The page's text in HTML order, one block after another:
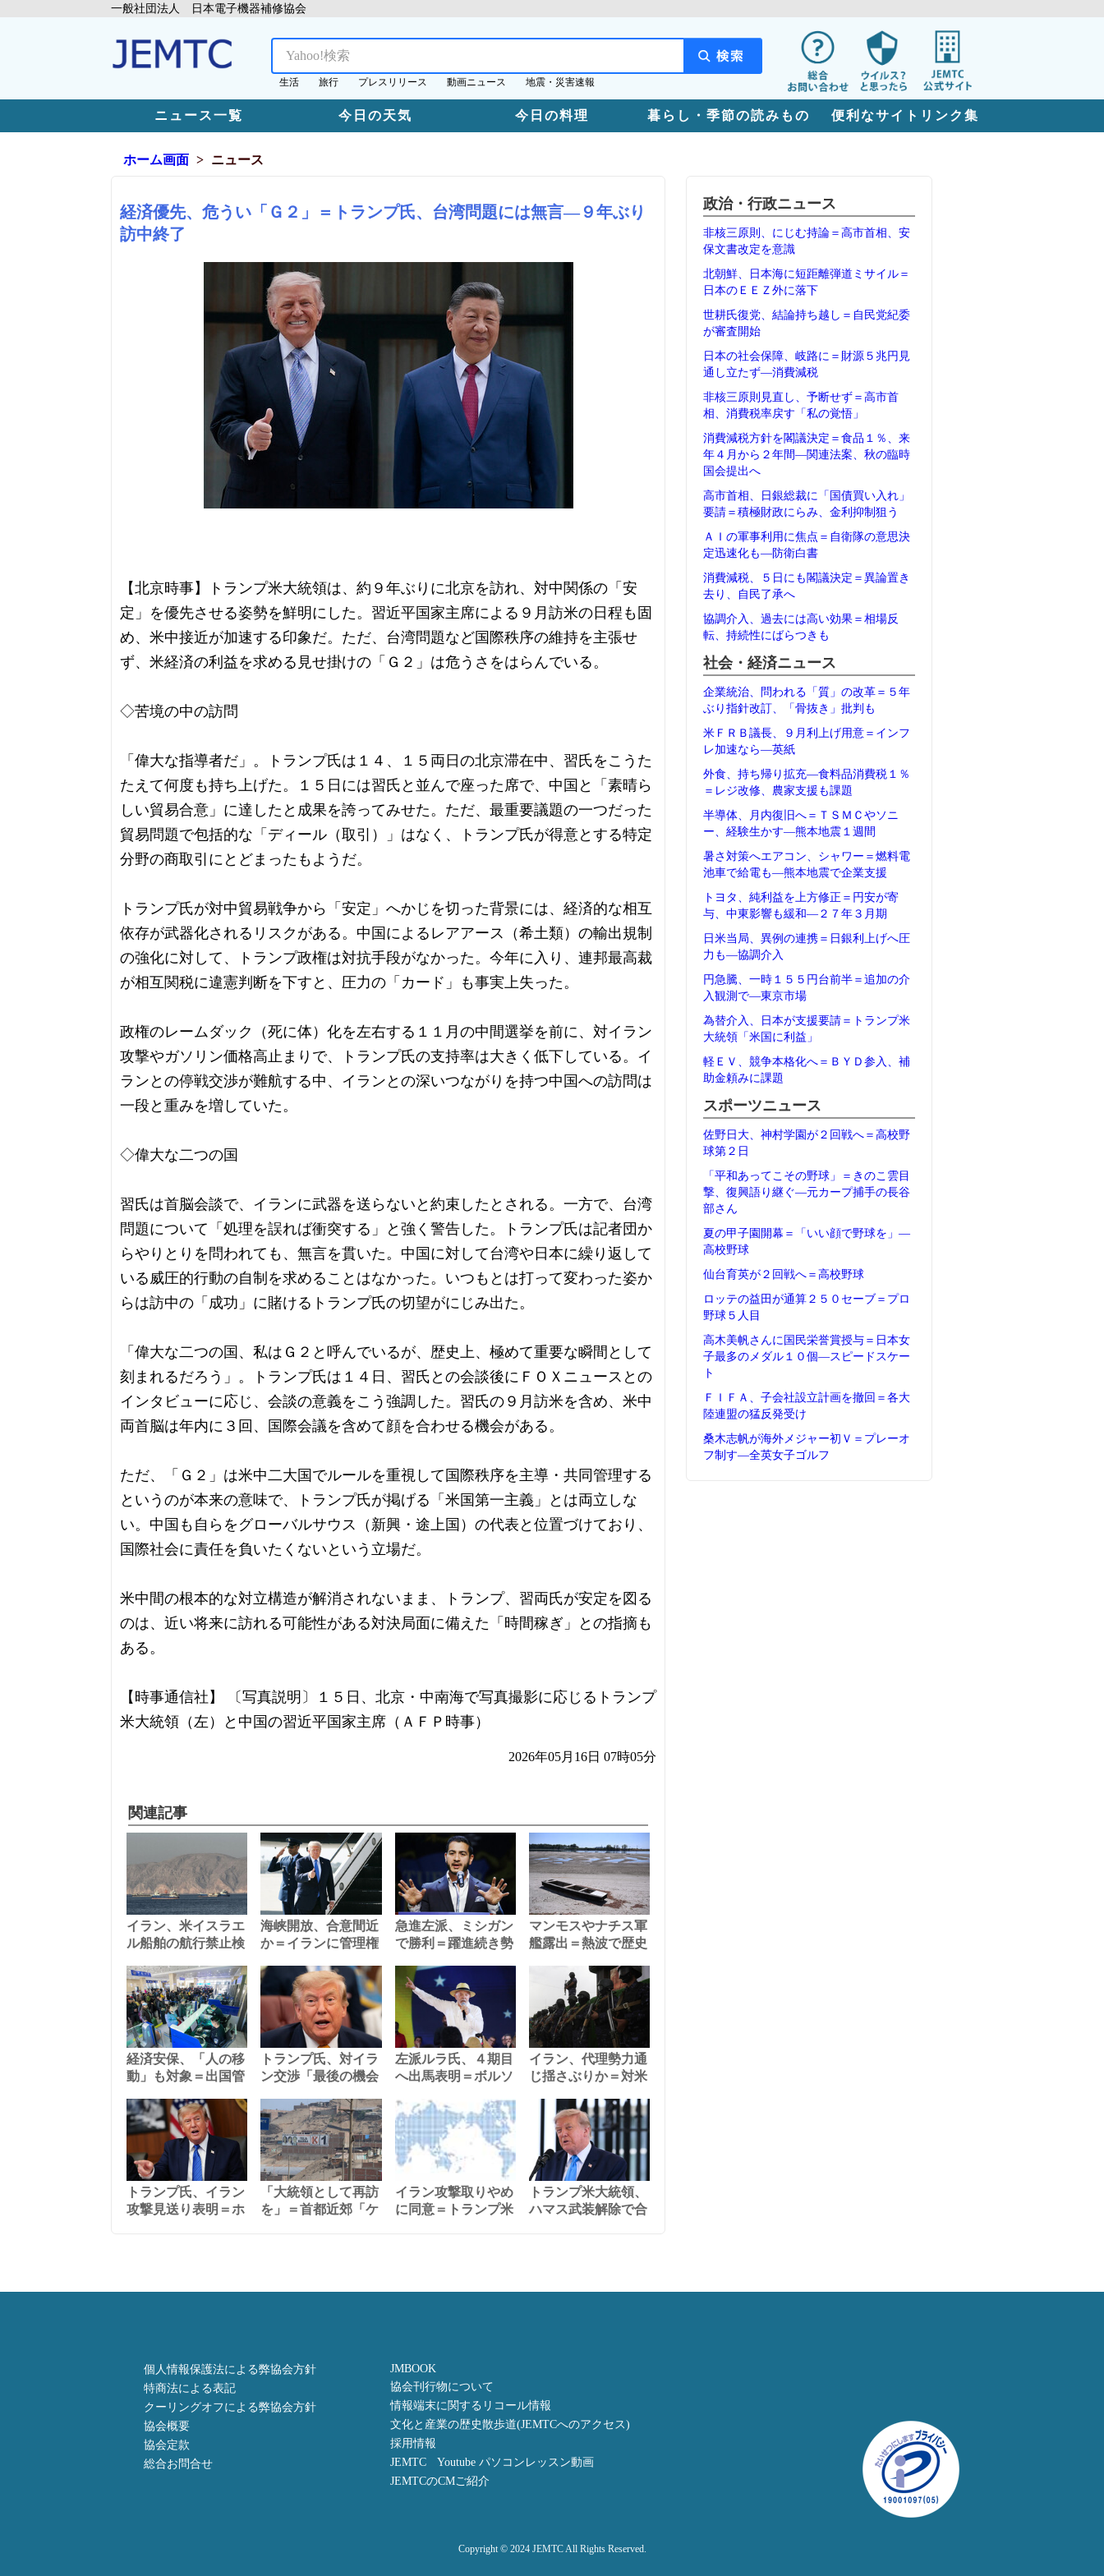
一般社団法人 日本電子機器補修協会
生活 旅行 プレスリリース 動画ニュース 地震・災害速報
ニュース一覧 今日の天気 今日の料理 暮らし・季節の読みもの 便利なサイトリンク集
ホーム画面 ニュース
経済優先、危うい「Ｇ２」＝トランプ氏、台湾問題には無言―９年ぶり
訪中終了
【北京時事】トランプ米大統領は、約９年ぶりに北京を訪れ、対中関係の「安
定」を優先させる姿勢を鮮明にした。習近平国家主席による９月訪米の日程も固
め、米中接近が加速する印象だ。ただ、台湾問題など国際秩序の維持を主張せ
ず、米経済の利益を求める見せ掛けの「Ｇ２」は危うさをはらんでいる。
◇苦境の中の訪問
「偉大な指導者だ」。トランプ氏は１４、１５両日の北京滞在中、習氏をこうた
たえて何度も持ち上げた。１５日には習氏と並んで座った席で、中国と「素晴ら
しい貿易合意」に達したと成果を誇ってみせた。ただ、最重要議題の一つだった
貿易問題で包括的な「ディール（取引）」はなく、トランプ氏が得意とする特定
分野の商取引にとどまったもようだ。
トランプ氏が対中貿易戦争から「安定」へかじを切った背景には、経済的な相互
依存が武器化されるリスクがある。中国によるレアアース（希土類）の輸出規制
の強化に対して、トランプ政権は対抗手段がなかった。今年に入り、連邦最高裁
が相互関税に違憲判断を下すと、圧力の「カード」も事実上失った。
政権のレームダック（死に体）化を左右する１１月の中間選挙を前に、対イラン
攻撃やガソリン価格高止まりで、トランプ氏の支持率は大きく低下している。イ
ランとの停戦交渉が難航する中、イランとの深いつながりを持つ中国への訪問は
一段と重みを増していた。
◇偉大な二つの国
習氏は首脳会談で、イランに武器を送らないと約束したとされる。一方で、台湾
問題について「処理を誤れば衝突する」と強く警告した。トランプ氏は記者団か
らやりとりを問われても、無言を貫いた。中国に対して台湾や日本に繰り返して
いる威圧的行動の自制を求めることはなかった。いつもとは打って変わった姿か
らは訪中の「成功」に賭けるトランプ氏の切望がにじみ出た。
「偉大な二つの国、私はＧ２と呼んでいるが、歴史上、極めて重要な瞬間として
刻まれるだろう」。トランプ氏は１４日、習氏との会談後にＦＯＸニュースとの
インタビューに応じ、会談の意義をこう強調した。習氏の９月訪米を含め、米中
両首脳は年内に３回、国際会議を含めて顔を合わせる機会がある。
ただ、「Ｇ２」は米中二大国でルールを重視して国際秩序を主導・共同管理する
というのが本来の意味で、トランプ氏が掲げる「米国第一主義」とは両立しな
い。中国も自らをグローバルサウス（新興・途上国）の代表と位置づけており、
国際社会に責任を負いたくないという立場だ。
米中間の根本的な対立構造が解消されないまま、トランプ、習両氏が安定を図る
のは、近い将来に訪れる可能性がある対決局面に備えた「時間稼ぎ」との指摘も
ある。
【時事通信社】 〔写真説明〕１５日、北京・中南海で写真撮影に応じるトランプ
米大統領（左）と中国の習近平国家主席（ＡＦＰ時事）
2026年05月16日 07時05分
関連記事
イラン、米イスラエ
ル船舶の航行禁止検
海峡開放、合意間近
か＝イランに管理権
急進左派、ミシガン
で勝利＝躍進続き勢
マンモスやナチス軍
艦露出＝熱波で歴史
経済安保、「人の移
動」も対象＝出国管
トランプ氏、対イラ
ン交渉「最後の機会
左派ルラ氏、４期目
へ出馬表明＝ボルソ
イラン、代理勢力通
じ揺さぶりか＝対米
トランプ氏、イラン
攻撃見送り表明＝ホ
「大統領として再訪
を」＝首都近郊「ケ
イラン攻撃取りやめ
に同意＝トランプ米
トランプ米大統領、
ハマス武装解除で合
政治・行政ニュース
非核三原則、にじむ持論＝高市首相、安
保文書改定を意識
北朝鮮、日本海に短距離弾道ミサイル＝
日本のＥＥＺ外に落下
世耕氏復党、結論持ち越し＝自民党紀委
が審査開始
日本の社会保障、岐路に＝財源５兆円見
通し立たず―消費減税
非核三原則見直し、予断せず＝高市首
相、消費税率戻す「私の覚悟」
消費減税方針を閣議決定＝食品１％、来
年４月から２年間―関連法案、秋の臨時
国会提出へ
高市首相、日銀総裁に「国債買い入れ」
要請＝積極財政にらみ、金利抑制狙う
ＡＩの軍事利用に焦点＝自衛隊の意思決
定迅速化も―防衛白書
消費減税、５日にも閣議決定＝異論置き
去り、自民了承へ
協調介入、過去には高い効果＝相場反
転、持続性にばらつきも
社会・経済ニュース
企業統治、問われる「質」の改革＝５年
ぶり指針改訂、「骨抜き」批判も
米ＦＲＢ議長、９月利上げ用意＝インフ
レ加速なら―英紙
外食、持ち帰り拡充―食料品消費税１％
＝レジ改修、農家支援も課題
半導体、月内復旧へ＝ＴＳＭＣやソニ
ー、経験生かす―熊本地震１週間
暑さ対策へエアコン、シャワー＝燃料電
池車で給電も―熊本地震で企業支援
トヨタ、純利益を上方修正＝円安が寄
与、中東影響も緩和―２７年３月期
日米当局、異例の連携＝日銀利上げへ圧
力も―協調介入
円急騰、一時１５５円台前半＝追加の介
入観測で―東京市場
為替介入、日本が支援要請＝トランプ米
大統領「米国に利益」
軽ＥＶ、競争本格化へ＝ＢＹＤ参入、補
助金頼みに課題
スポーツニュース
佐野日大、神村学園が２回戦へ＝高校野
球第２日
「平和あってこその野球」＝きのこ雲目
撃、復興語り継ぐ―元カープ捕手の長谷
部さん
夏の甲子園開幕＝「いい顔で野球を」―
高校野球
仙台育英が２回戦へ＝高校野球
ロッテの益田が通算２５０セーブ＝プロ
野球５人目
高木美帆さんに国民栄誉賞授与＝日本女
子最多のメダル１０個―スピードスケー
ト
ＦＩＦＡ、子会社設立計画を撤回＝各大
陸連盟の猛反発受け
桑木志帆が海外メジャー初Ｖ＝プレーオ
フ制す―全英女子ゴルフ
個人情報保護法による弊協会方針
特商法による表記
クーリングオフによる弊協会方針
協会概要
協会定款
総合お問合せ
JMBOOK
協会刊行物について
情報端末に関するリコール情報
文化と産業の歴史散歩道(JEMTCへのアクセス)
採用情報
JEMTC Youtube パソコンレッスン動画
JEMTCのCMご紹介
Copyright © 2024 JEMTC All Rights Reserved.